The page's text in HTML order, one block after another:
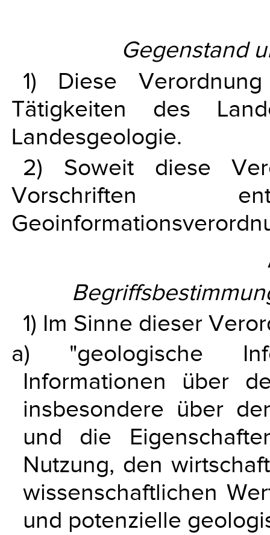
Gegenstand
1) Diese
Tätigkeiten des
Landesgeologie.
2) Soweit diese
1) Im Sinne dieser
a) "geologische
Informationen über
insbesondere über
und die
Nutzung, den
wissenschaftlichen
und potenzielle